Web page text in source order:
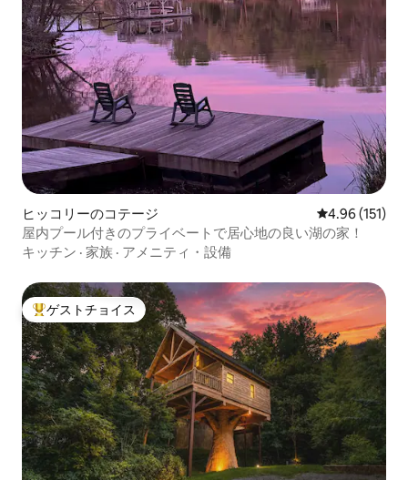
ヒッコリーのコテージ レビュー151
4.96 (151)
屋内プール付きのプライベートで居心地の良い湖の家！
キッチン · 家族 · アメニティ・設備
大好評のゲストチョイスです。
ゲストチョイス